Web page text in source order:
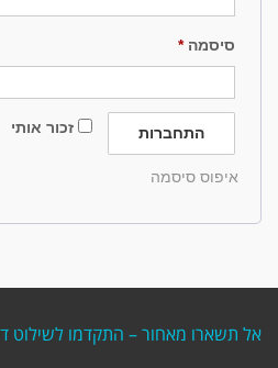
סיסמה*חובה
זכור אותי התחברות
איפוס סיסמה
אל תשארו מאחור – התקדמו לשילוט